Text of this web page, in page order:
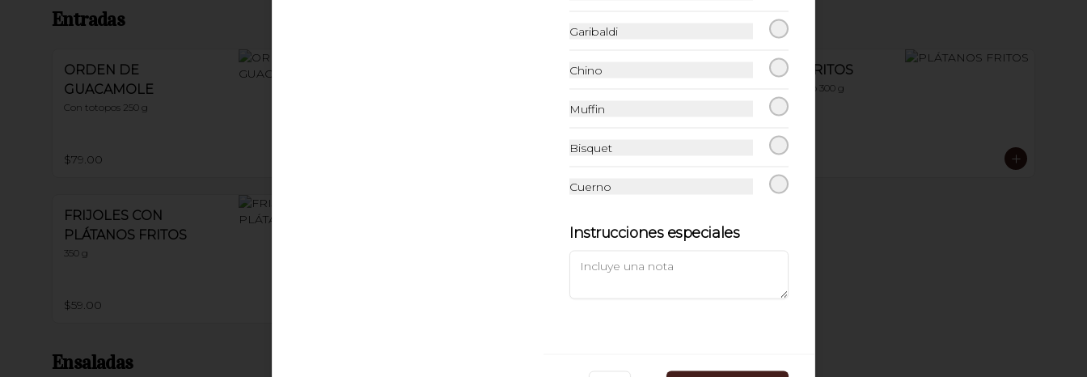
Entradas
ORDEN DE
GUACAMOLE
Con totopos 250 g
$79.00
PLÁTANOS FRITOS
con crema y queso 300 g
FRIJOLES CON
PLÁTANOS FRITOS
350 g
$59.00
Ensaladas
Garibaldi
Chino
Muffin
Bisquet
Cuerno
Instrucciones especiales